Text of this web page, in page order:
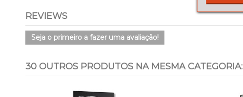
REVIEWS
Seja o primeiro a fazer uma avaliação!
30 OUTROS PRODUTOS NA MESMA CATEGORIA: